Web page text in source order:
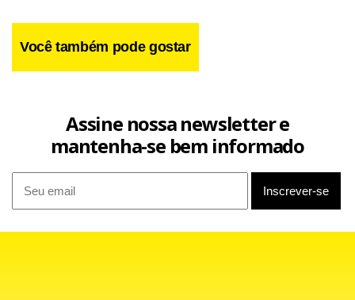
Você também pode gostar
Assine nossa newsletter e
mantenha-se bem informado